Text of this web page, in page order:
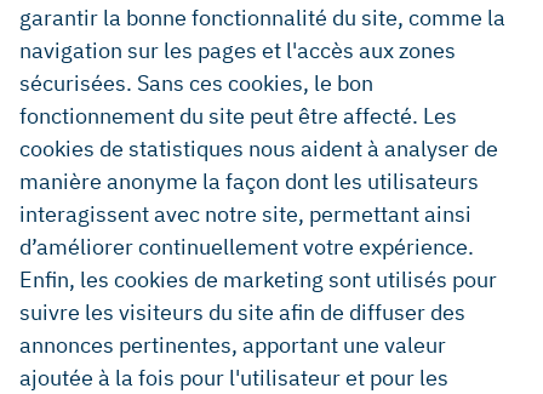
garantir la bonne fonctionnalité du site, comme la
navigation sur les pages et l'accès aux zones
sécurisées. Sans ces cookies, le bon
fonctionnement du site peut être affecté. Les
cookies de statistiques nous aident à analyser de
manière anonyme la façon dont les utilisateurs
interagissent avec notre site, permettant ainsi
d’améliorer continuellement votre expérience.
Enfin, les cookies de marketing sont utilisés pour
suivre les visiteurs du site afin de diffuser des
annonces pertinentes, apportant une valeur
ajoutée à la fois pour l'utilisateur et pour les